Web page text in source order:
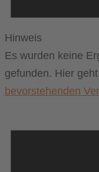
Hinweis
Es wurden keine
gefunden. Hier
bevorstehenden